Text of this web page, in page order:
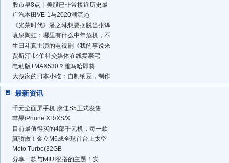
股市早8点丨美股已非常接近历史最
广汽本田VE-1与2020潮流趋
《光荣时代》潘之琳想要摆脱当张译
袁泉陶虹：哪里有什么中年危机，不
生田斗真主演的电视剧《我的事说来
贾斯汀·比伯社交媒体在线卖豪宅
电动版TMAX530？雅马哈即将
大叔家的日本小吃：自制纳豆，制作
最新资讯
千元全面屏手机 康佳S5正式发售
苹果iPhone XR/XS/X
目前最值得买的4部千元机，每一款
真骄傲！金立M6成全球首台上太空
Moto Turbo(32GB
分享一款与MIUI很搭的主题！实